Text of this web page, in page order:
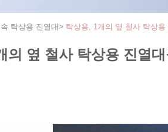
탁상용 진열대> 탁상용, 1개의 옆 철사 탁상
의 옆 철사 탁상용 진열